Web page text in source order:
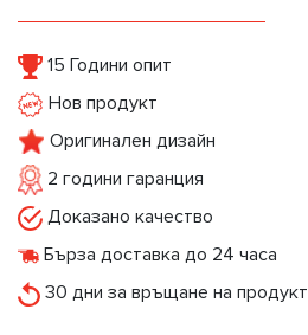
15 Години опит
Нов продукт
Оригинален дизайн
2 години гаранция
Доказано качество
Бърза доставка до 24 часа
30 дни за връщане на продукт